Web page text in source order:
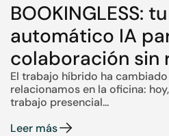
BOOKINGLESS:
automático IA
colaboración sin
El trabajo híbrido ha
relacionamos en la oficina:
trabajo presencial...
Leer más